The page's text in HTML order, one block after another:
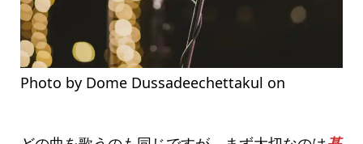
Photo by Dome Dussadeechettakul on